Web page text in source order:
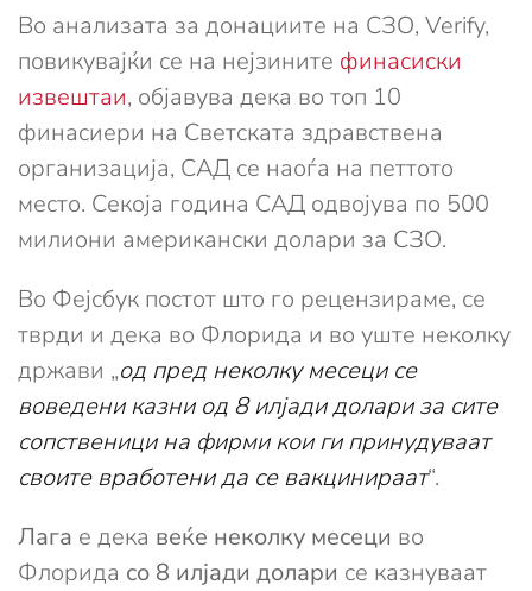
Во анализата за донациите на СЗО, Verify,
повикувајќи се на нејзините финасиски
извештаи, објавува дека во топ 10
финасиери на Светската здравствена
организација, САД се наоѓа на петтото
место. Секоја година САД одвојува по 500
милиони американски долари за СЗО.
Во Фејсбук постот што го рецензираме, се
тврди и дека во Флорида и во уште неколку
држави „од пред неколку месеци се
воведени казни од 8 илјади долари за сите
сопственици на фирми кои ги принудуваат
своите вработени да се вакцинираат“.
Лага е дека веќе неколку месеци во
Флорида со 8 илјади долари се казнуваат